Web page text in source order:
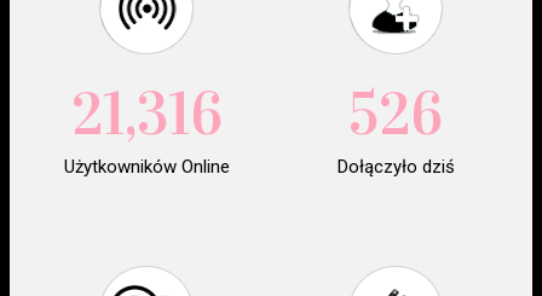
Użytkowników Online
21,316
Dołączyło dziś
526